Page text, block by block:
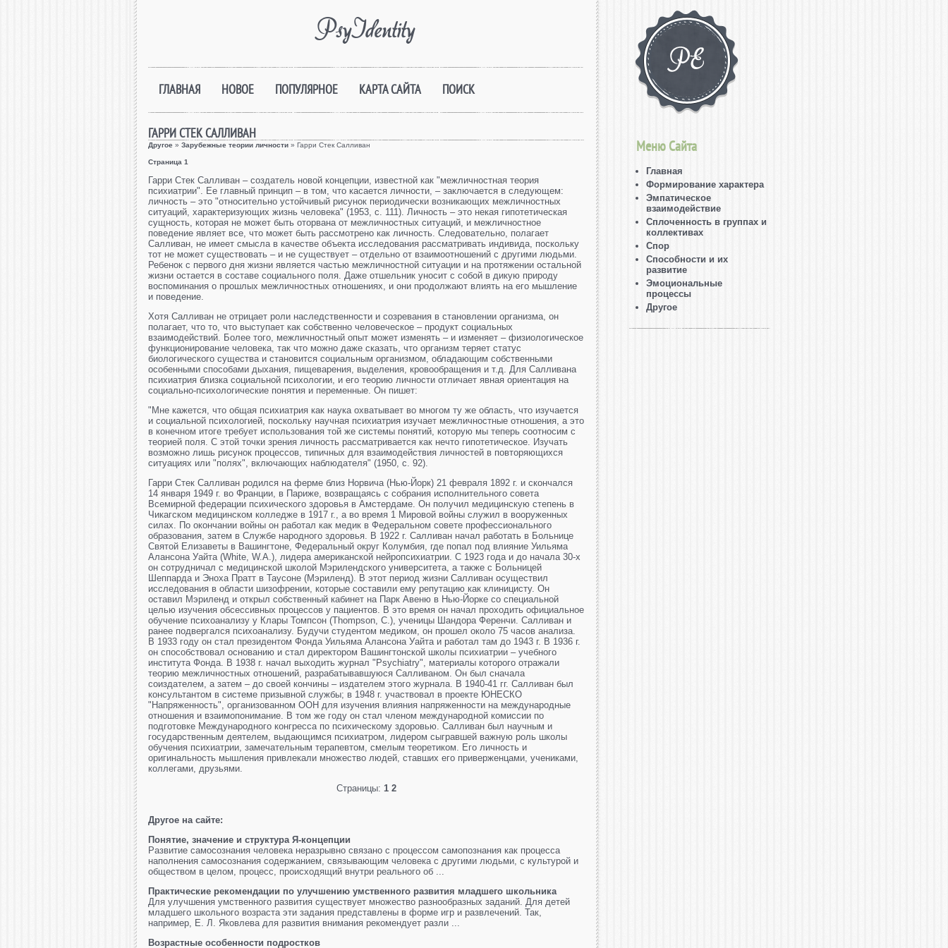
PsyIdentity
ГЛАВНАЯ НОВОЕ ПОПУЛЯРНОЕ КАРТА САЙТА ПОИСК
ГАРРИ СТЕК САЛЛИВАН
Другое » Зарубежные теории личности » Гарри Стек Салливан
Страница 1
Гарри Стек Салливан – создатель новой концепции, известной как "межличностная теория
психиатрии". Ее главный принцип – в том, что касается личности, – заключается в следующем:
личность – это "относительно устойчивый рисунок периодически возникающих межличностных
ситуаций, характеризующих жизнь человека" (1953, с. 111). Личность – это некая гипотетическая
сущность, которая не может быть оторвана от межличностных ситуаций, и межличностное
поведение являет все, что может быть рассмотрено как личность. Следовательно, полагает
Салливан, не имеет смысла в качестве объекта исследования рассматривать индивида, поскольку
тот не может существовать – и не существует – отдельно от взаимоотношений с другими людьми.
Ребенок с первого дня жизни является частью межличностной ситуации и на протяжении остальной
жизни остается в составе социального поля. Даже отшельник уносит с собой в дикую природу
воспоминания о прошлых межличностных отношениях, и они продолжают влиять на его мышление
и поведение.
Хотя Салливан не отрицает роли наследственности и созревания в становлении организма, он
полагает, что то, что выступает как собственно человеческое – продукт социальных
взаимодействий. Более того, межличностный опыт может изменять – и изменяет – физиологическое
функционирование человека, так что можно даже сказать, что организм теряет статус
биологического существа и становится социальным организмом, обладающим собственными
особенными способами дыхания, пищеварения, выделения, кровообращения и т.д. Для Салливана
психиатрия близка социальной психологии, и его теорию личности отличает явная ориентация на
социально-психологические понятия и переменные. Он пишет:
"Мне кажется, что общая психиатрия как наука охватывает во многом ту же область, что изучается
и социальной психологией, поскольку научная психиатрия изучает межличностные отношения, а это
в конечном итоге требует использования той же системы понятий, которую мы теперь соотносим с
теорией поля. С этой точки зрения личность рассматривается как нечто гипотетическое. Изучать
возможно лишь рисунок процессов, типичных для взаимодействия личностей в повторяющихся
ситуациях или "полях", включающих наблюдателя" (1950, с. 92).
Гарри Стек Салливан родился на ферме близ Норвича (Нью-Йорк) 21 февраля 1892 г. и скончался
14 января 1949 г. во Франции, в Париже, возвращаясь с собрания исполнительного совета
Всемирной федерации психического здоровья в Амстердаме. Он получил медицинскую степень в
Чикагском медицинском колледже в 1917 г., а во время 1 Мировой войны служил в вооруженных
силах. По окончании войны он работал как медик в Федеральном совете профессионального
образования, затем в Службе народного здоровья. В 1922 г. Салливан начал работать в Больнице
Святой Елизаветы в Вашингтоне, Федеральный округ Колумбия, где попал под влияние Уильяма
Алансона Уайта (White, W.А.), лидера американской нейропсихиатрии. С 1923 года и до начала 30-х
он сотрудничал с медицинской школой Мэрилендского университета, а также с Больницей
Шеппарда и Эноха Пратт в Таусоне (Мэриленд). В этот период жизни Салливан осуществил
исследования в области шизофрении, которые составили ему репутацию как клиницисту. Он
оставил Мэриленд и открыл собственный кабинет на Парк Авеню в Нью-Йорке со специальной
целью изучения обсессивных процессов у пациентов. В это время он начал проходить официальное
обучение психоанализу у Клары Томпсон (Thompson, С.), ученицы Шандора Ференчи. Салливан и
ранее подвергался психоанализу. Будучи студентом медиком, он прошел около 75 часов анализа.
В 1933 году он стал президентом Фонда Уильяма Алансона Уайта и работал там до 1943 г. В 1936 г.
он способствовал основанию и стал директором Вашингтонской школы психиатрии – учебного
института Фонда. В 1938 г. начал выходить журнал "Psychiatry", материалы которого отражали
теорию межличностных отношений, разрабатывавшуюся Салливаном. Он был сначала
соиздателем, а затем – до своей кончины – издателем этого журнала. В 1940-41 гг. Салливан был
консультантом в системе призывной службы; в 1948 г. участвовал в проекте ЮНЕСКО
"Напряженность", организованном ООН для изучения влияния напряженности на международные
отношения и взаимопонимание. В том же году он стал членом международной комиссии по
подготовке Международного конгресса по психическому здоровью. Салливан был научным и
государственным деятелем, выдающимся психиатром, лидером сыгравшей важную роль школы
обучения психиатрии, замечательным терапевтом, смелым теоретиком. Его личность и
оригинальность мышления привлекали множество людей, ставших его приверженцами, учениками,
коллегами, друзьями.
Страницы: 1 2
Другое на сайте:
Понятие, значение и структура Я-концепции
Развитие самосознания человека неразрывно связано с процессом самопознания как процесса
наполнения самосознания содержанием, связывающим человека с другими людьми, с культурой и
обществом в целом, процесс, происходящий внутри реального об ...
Практические рекомендации по улучшению умственного развития младшего школьника
Для улучшения умственного развития существует множество разнообразных заданий. Для детей
младшего школьного возраста эти задания представлены в форме игр и развлечений. Так,
например, Е. Л. Яковлева для развития внимания рекомендует разли ...
Возрастные особенности подростков
Меню Сайта
Главная
Формирование характера
Эмпатическое
взаимодействие
Сплоченность в группах и
коллективах
Спор
Способности и их
развитие
Эмоциональные
процессы
Другое